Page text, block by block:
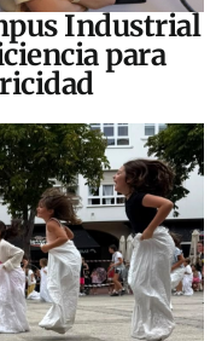
Industrial
para